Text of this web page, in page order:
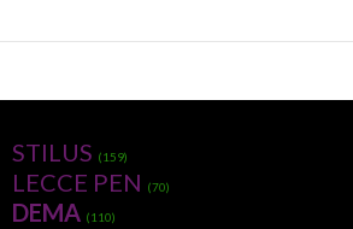
STILUS (159)
LECCE PEN (70)
DEMA (110)